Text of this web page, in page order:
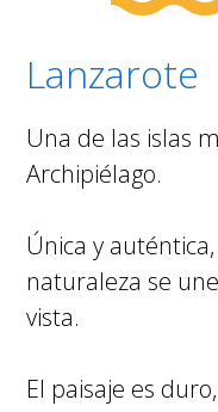
Lanzarote
Una de las islas
Archipiélago.
Única y
naturaleza se
vista.
El paisaje es